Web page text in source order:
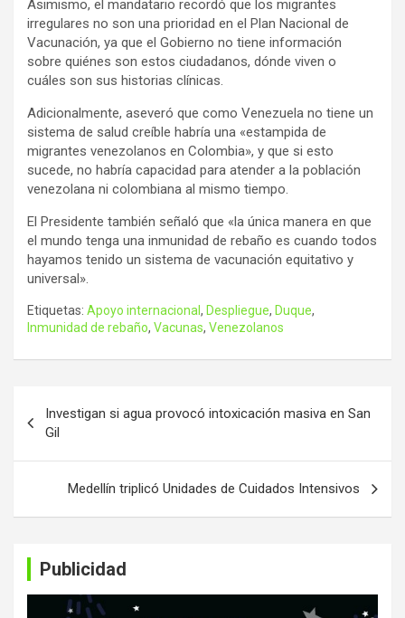
Asimismo, el mandatario recordó que los migrantes
irregulares no son una prioridad en el Plan Nacional de
Vacunación, ya que el Gobierno no tiene información
sobre quiénes son estos ciudadanos, dónde viven o
cuáles son sus historias clínicas.
Adicionalmente, aseveró que como Venezuela no tiene un
sistema de salud creíble habría una «estampida de
migrantes venezolanos en Colombia», y que si esto
sucede, no habría capacidad para atender a la población
venezolana ni colombiana al mismo tiempo.
El Presidente también señaló que «la única manera en que
el mundo tenga una inmunidad de rebaño es cuando todos
hayamos tenido un sistema de vacunación equitativo y
universal».
Etiquetas: Apoyo internacional, Despliegue, Duque,
Inmunidad de rebaño, Vacunas, Venezolanos
de
entradas
Investigan si agua provocó intoxicación masiva en San
Gil
Medellín triplicó Unidades de Cuidados Intensivos
Publicidad